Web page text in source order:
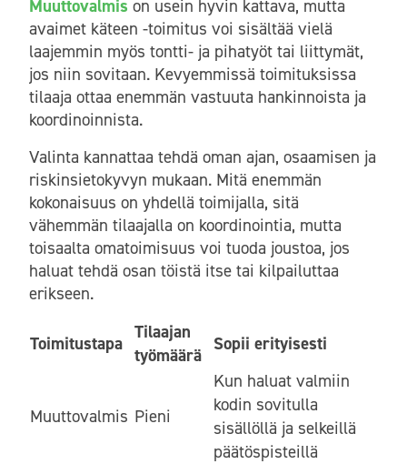
Muuttovalmis on usein hyvin kattava, mutta
avaimet käteen -toimitus voi sisältää vielä
laajemmin myös tontti- ja pihatyöt tai liittymät,
jos niin sovitaan. Kevyemmissä toimituksissa
tilaaja ottaa enemmän vastuuta hankinnoista ja
koordinoinnista.
Valinta kannattaa tehdä oman ajan, osaamisen ja
riskinsietokyvyn mukaan. Mitä enemmän
kokonaisuus on yhdellä toimijalla, sitä
vähemmän tilaajalla on koordinointia, mutta
toisaalta omatoimisuus voi tuoda joustoa, jos
haluat tehdä osan töistä itse tai kilpailuttaa
erikseen.
Toimitustapa
Tilaajan
työmäärä
Sopii erityisesti
Muuttovalmis Pieni
Kun haluat valmiin
kodin sovitulla
sisällöllä ja selkeillä
päätöspisteillä